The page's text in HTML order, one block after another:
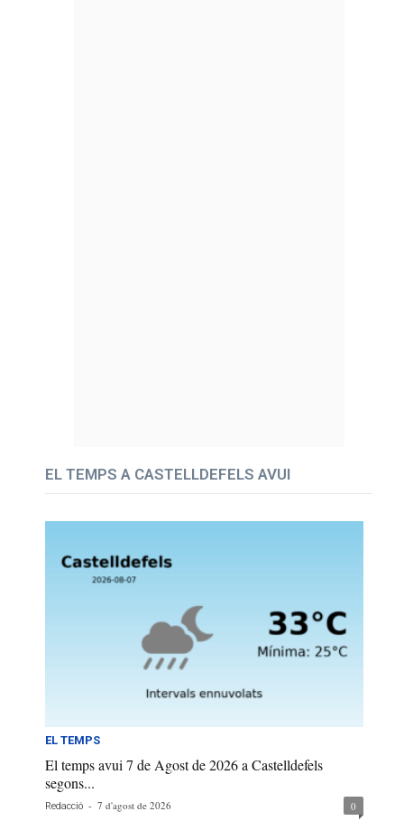
EL TEMPS A CASTELLDEFELS AVUI
EL TEMPS
El temps avui 7 de Agost de 2026 a Castelldefels
segons...
Redacció - 7 d'agost de 2026 0